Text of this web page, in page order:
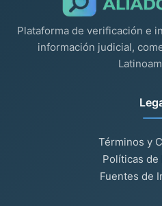
Plataforma de verificación e
información judicial,
Términos y
Políticas de
Fuentes de